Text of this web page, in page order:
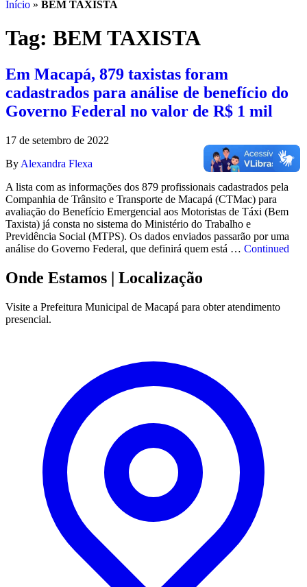
Início » BEM TAXISTA
Tag: BEM TAXISTA
Em Macapá, 879 taxistas foram
cadastrados para análise de benefício do
Governo Federal no valor de R$ 1 mil
17 de setembro de 2022
By Alexandra Flexa
A lista com as informações dos 879 profissionais cadastrados pela
Companhia de Trânsito e Transporte de Macapá (CTMac) para
avaliação do Benefício Emergencial aos Motoristas de Táxi (Bem
Taxista) já consta no sistema do Ministério do Trabalho e
Previdência Social (MTPS). Os dados enviados passarão por uma
análise do Governo Federal, que definirá quem está … Continued
Onde Estamos | Localização
Visite a Prefeitura Municipal de Macapá para obter atendimento
presencial.